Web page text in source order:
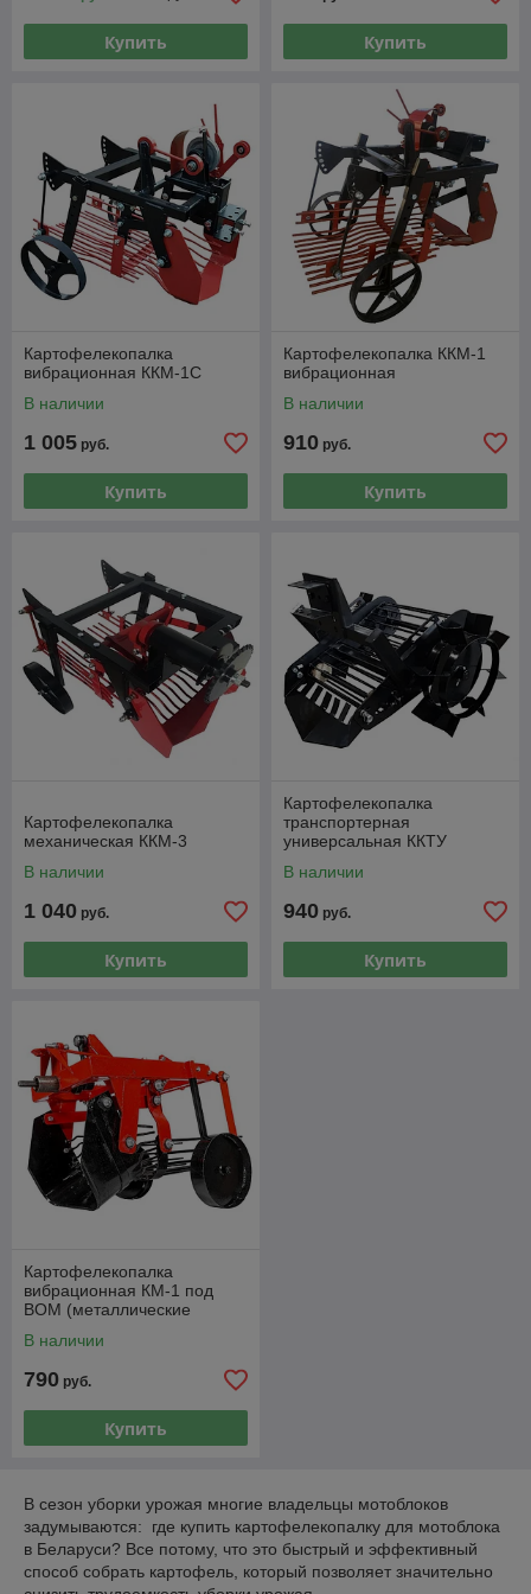
Купить Купить
Картофелекопалка
вибрационная ККМ-1С
В наличии
1 005 руб.
Купить
Картофелекопалка ККМ-1
вибрационная
В наличии
910 руб.
Купить
Картофелекопалка
механическая ККМ-3
В наличии
1 040 руб.
Купить
Картофелекопалка
транспортерная
универсальная ККТУ
В наличии
940 руб.
Купить
Картофелекопалка
вибрационная КМ-1 под
ВОМ (металлические
В наличии
790 руб.
Купить
В сезон уборки урожая многие владельцы мотоблоков
задумываются: где купить картофелекопалку для мотоблока
в Беларуси? Все потому, что это быстрый и эффективный
способ собрать картофель, который позволяет значительно